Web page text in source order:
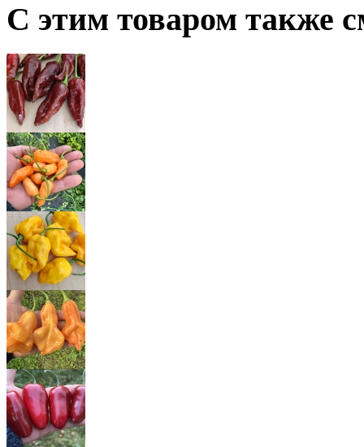
С этим товаром также